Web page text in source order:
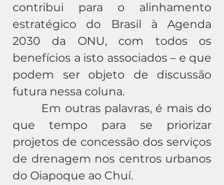
contribui para o alinhamento
estratégico do Brasil à Agenda
2030 da ONU, com todos os
benefícios a isto associados – e que
podem ser objeto de discussão
futura nessa coluna.
que tempo para se priorizar
projetos de concessão dos serviços
de drenagem nos centros urbanos
do Oiapoque ao Chuí.